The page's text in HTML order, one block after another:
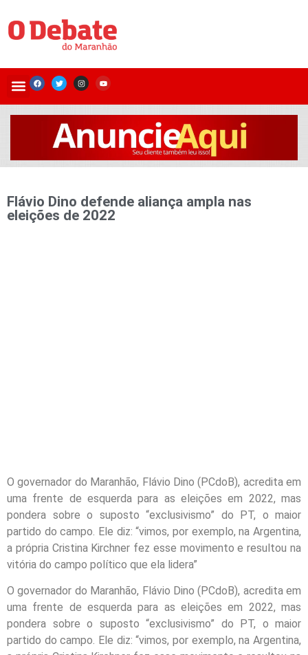
Flávio Dino defende aliança ampla nas
eleições de 2022
O governador do Maranhão, Flávio Dino (PCdoB), acredita em
uma frente de esquerda para as eleições em 2022, mas
pondera sobre o suposto “exclusivismo” do PT, o maior
partido do campo. Ele diz: “vimos, por exemplo, na Argentina,
a própria Cristina Kirchner fez esse movimento e resultou na
vitória do campo político que ela lidera”
O governador do Maranhão, Flávio Dino (PCdoB), acredita em
uma frente de esquerda para as eleições em 2022, mas
pondera sobre o suposto “exclusivismo” do PT, o maior
partido do campo. Ele diz: “vimos, por exemplo, na Argentina,